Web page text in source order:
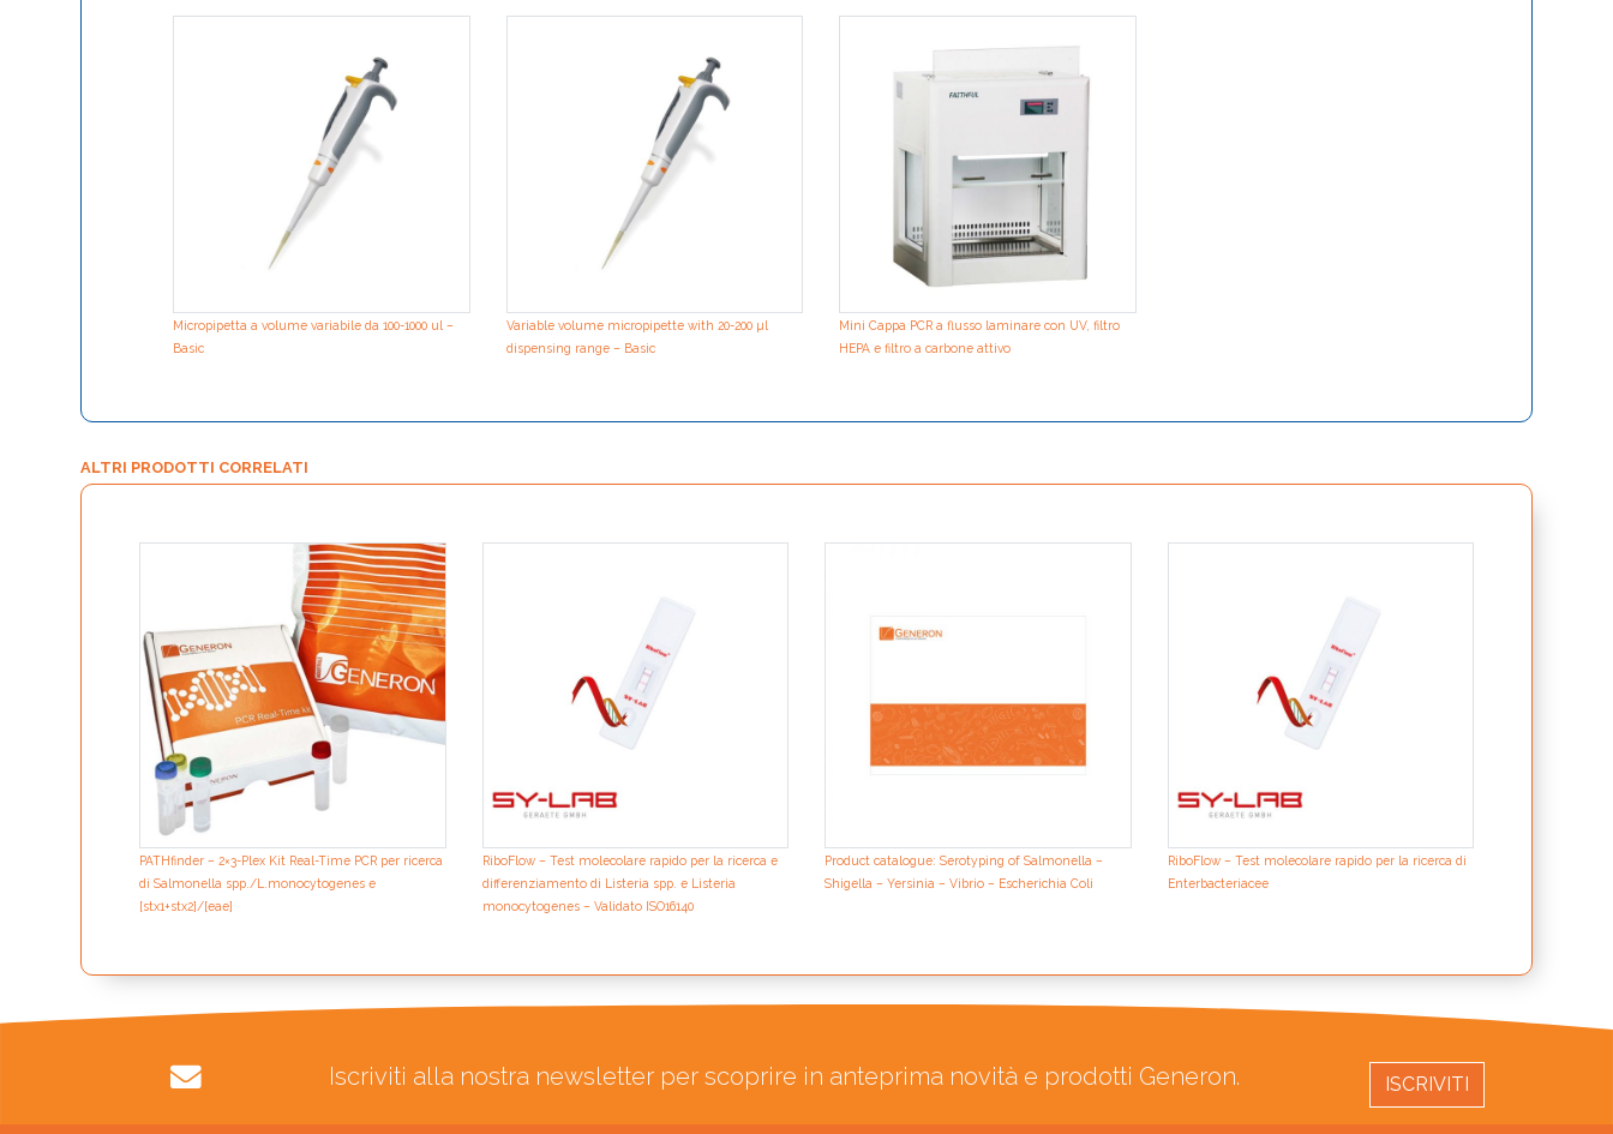
Micropipetta a volume variabile da 100-1000 ul –
Basic
Variable volume micropipette with 20-200 µl
dispensing range – Basic
Mini Cappa PCR a flusso laminare con UV, filtro
HEPA e filtro a carbone attivo
ALTRI PRODOTTI CORRELATI
PATHfinder – 2×3-Plex Kit Real-Time PCR per ricerca
di Salmonella spp./L.monocytogenes e
[stx1+stx2]/[eae]
RiboFlow – Test molecolare rapido per la ricerca e
differenziamento di Listeria spp. e Listeria
monocytogenes – Validato ISO16140
Product catalogue: Serotyping of Salmonella –
Shigella – Yersinia – Vibrio – Escherichia Coli
RiboFlow – Test molecolare rapido per la ricerca di
Enterbacteriacee
Iscriviti alla nostra newsletter per scoprire in anteprima novità e prodotti Generon. ISCRIVITI